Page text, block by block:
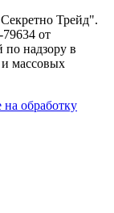
Трейд".
от
по надзору в
массовых
на обработку